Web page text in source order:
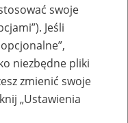
50+
swoje
Jeśli
niezbędne pliki
zmienić swoje
„Ustawienia